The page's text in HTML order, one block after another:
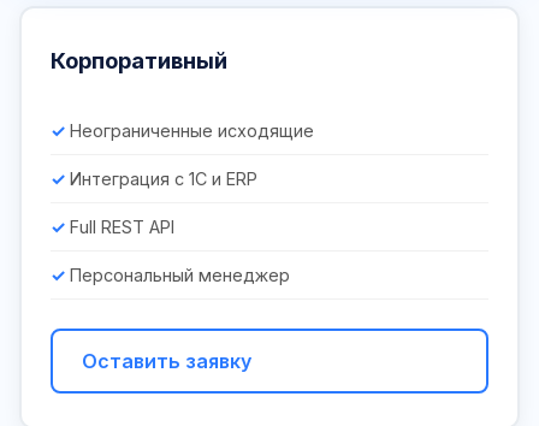
Корпоративный
Неограниченные исходящие
Интеграция с 1С и ERP
Full REST API
Персональный менеджер
Оставить заявку